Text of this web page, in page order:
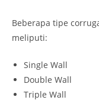
Beberapa tipe
meliputi:
Single Wall
Double Wall
Triple Wall